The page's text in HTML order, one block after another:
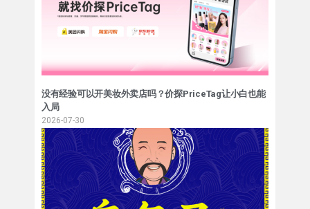
没有经验可以开美妆外卖店吗？价探PriceTag让小白也能
入局
2026-07-30